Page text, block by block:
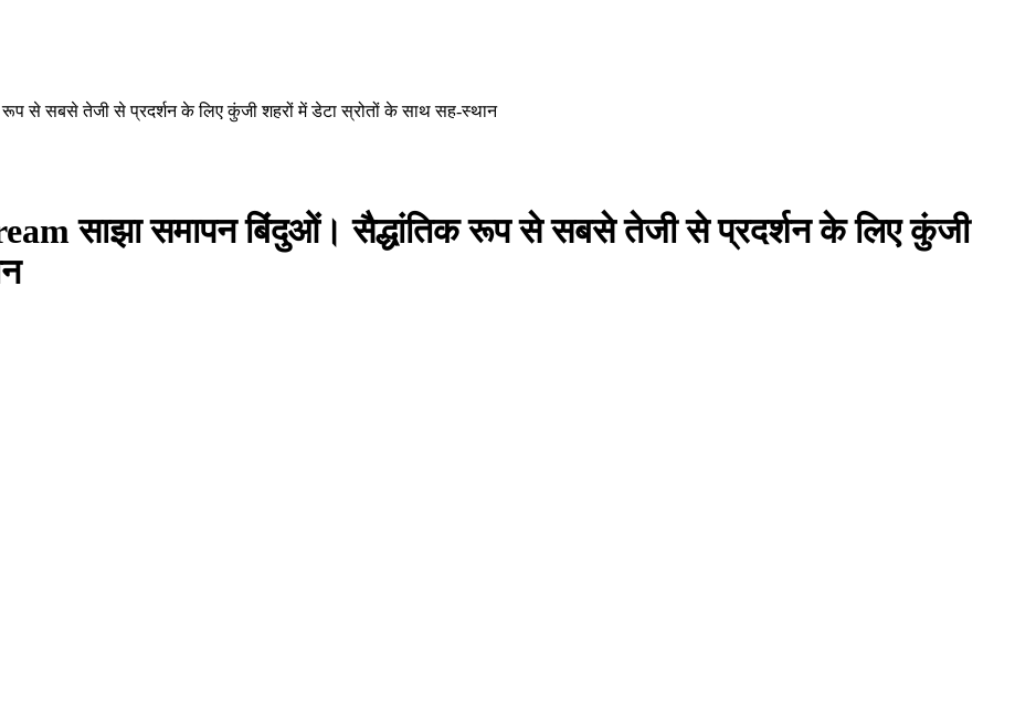
रूप से सबसे तेजी से प्रदर्शन के लिए कुंजी शहरों में डेटा स्रोतों के साथ सह-स्थान
साझा समापन बिंदुओं। सैद्धांतिक रूप से सबसे तेजी से प्रदर्शन के लिए कुंजी